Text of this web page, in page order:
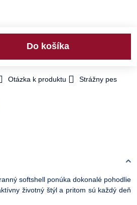
Do košíka
Otázka k produktu
Strážny pes
softshell ponúka dokonalé pohodlie
životný štýl a pritom sú každý deň